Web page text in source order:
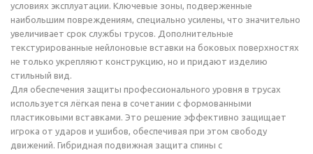
условиях эксплуатации. Ключевые зоны, подверженные
наибольшим повреждениям, специально усилены, что значительно
увеличивает срок службы трусов. Дополнительные
текстурированные нейлоновые вставки на боковых поверхностях
не только укрепляют конструкцию, но и придают изделию
стильный вид.
Для обеспечения защиты профессионального уровня в трусах
используется лёгкая пена в сочетании с формованными
пластиковыми вставками. Это решение эффективно защищает
игрока от ударов и ушибов, обеспечивая при этом свободу
движений. Гибридная подвижная защита спины с